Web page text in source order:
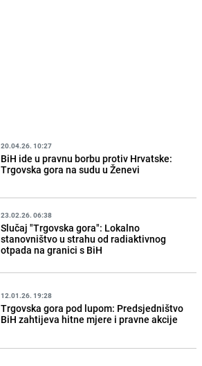
20.04.26. 10:27
BiH ide u pravnu borbu protiv Hrvatske:
Trgovska gora na sudu u Ženevi
23.02.26. 06:38
Slučaj "Trgovska gora": Lokalno
stanovništvo u strahu od radiaktivnog
otpada na granici s BiH
12.01.26. 19:28
Trgovska gora pod lupom: Predsjedništvo
BiH zahtijeva hitne mjere i pravne akcije